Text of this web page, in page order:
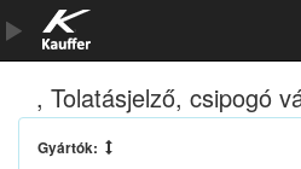
Szerszámkatalógus
Kosár
, Tolatásjelző, csipogó
Gyártók: